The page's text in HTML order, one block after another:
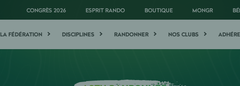
CONGRÈS 2026 ESPRIT RANDO BOUTIQUE MONGR
LA FÉDÉRATION DISCIPLINES RANDONNER NOS CLUBS